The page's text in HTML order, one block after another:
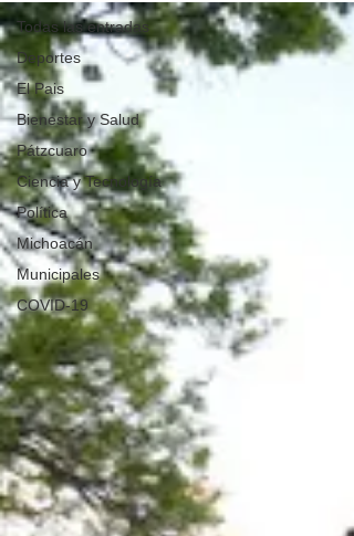
Todas las entradas
Deportes
El Pais
Bienestar y Salud
Pátzcuaro
Ciencia y Tecnología
Política
Michoacán
Municipales
COVID-19